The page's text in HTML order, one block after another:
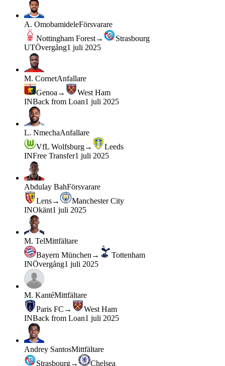
A. OmobamideleFörsvarare
Nottingham Forest→
Strasbourg
UTÖvergång1 juli 2025
M. CornetAnfallare
Genoa →
West Ham
INBack from Loan1 juli 2025
L. NmechaAnfallare
VfL Wolfsburg→
Leeds
INFree Transfer1 juli 2025
Abdulay BahFörsvarare
Lens→
Manchester City
INOkänt1 juli 2025
M. TelMittfältare
Bayern München →
Tottenham
INÖvergång1 juli 2025
M. KantéMittfältare
Paris FC →
West Ham
INBack from Loan1 juli 2025
Andrey SantosMittfältare
Strasbourg→
Chelsea